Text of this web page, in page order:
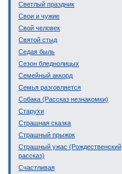
Светлый праздник
Свои и чужие
Свой человек
Святой стыд
Седая быль
Сезон бледнолицых
Семейный аккорд
Семья разговляется
Собака (Рассказ незнакомки)
Старухи
Страшная сказка
Страшный прыжок
Страшный ужас (Рождественский
рассказ)
Счастливая